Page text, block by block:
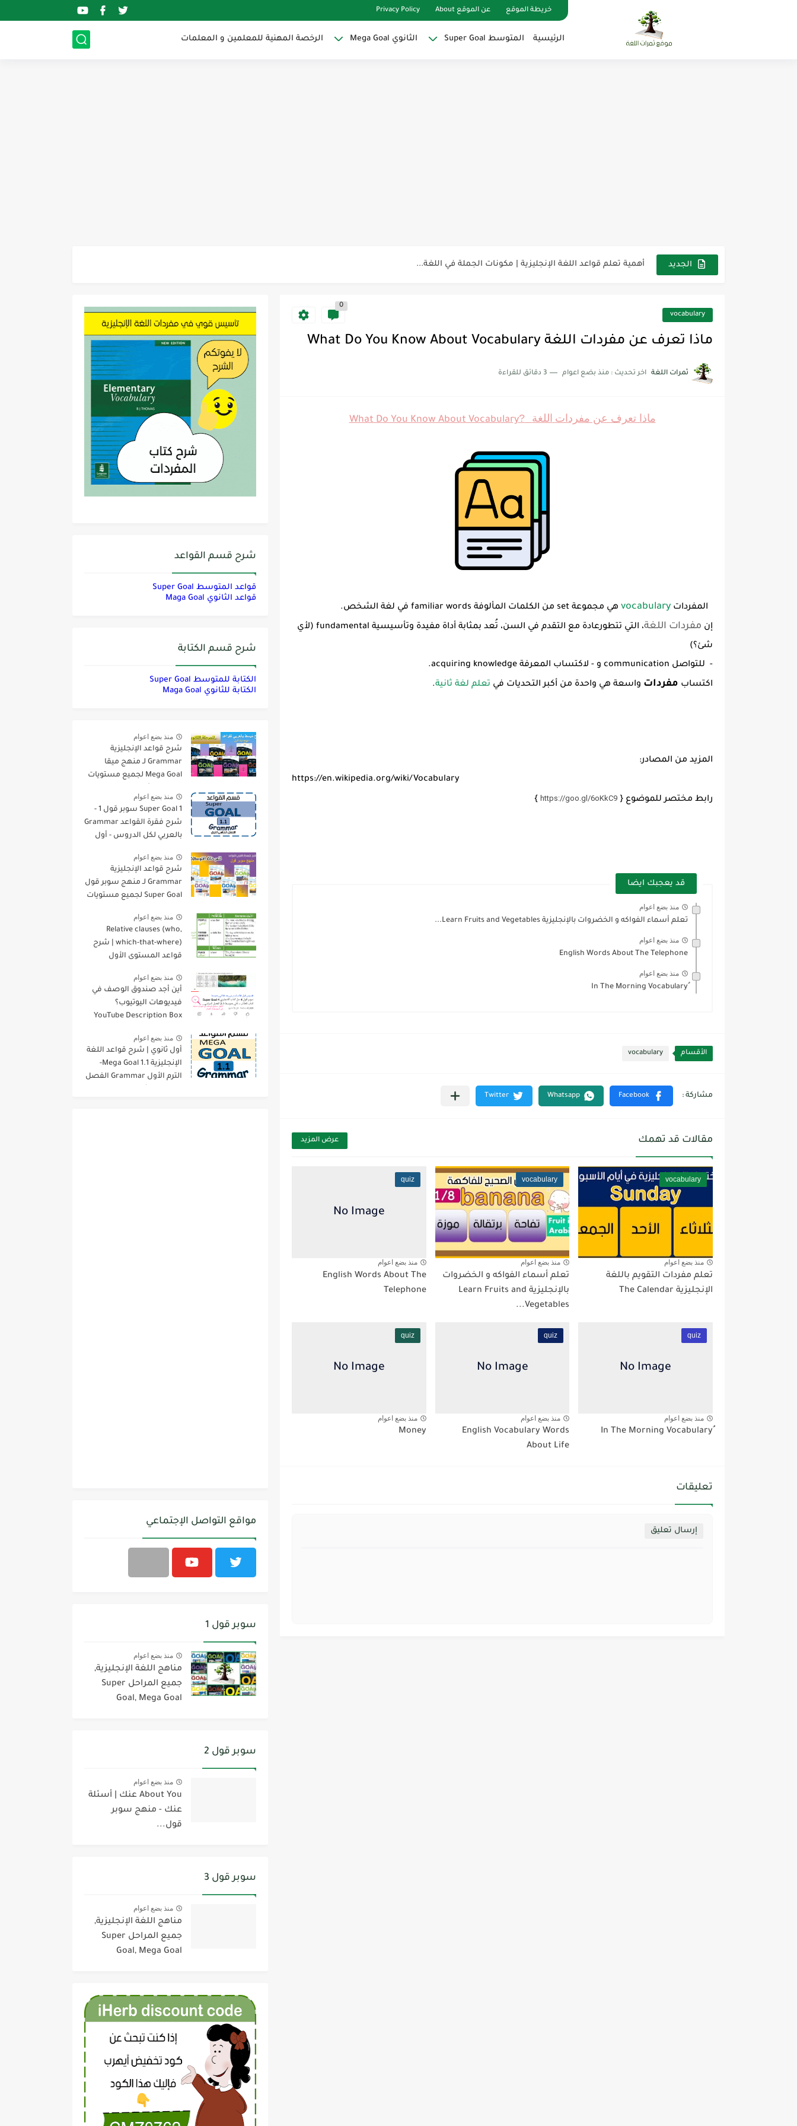
خريطة الموقع عن الموقع About Privacy Policy
الرئيسية المتوسط Super Goal الثانوي Mega Goal الرخصة المهنية للمعلمين و المعلمات
الجديد أهمية تعلم قواعد اللغة الإنجليزية | مكونات الجملة في اللغة...
شرح قسم القراءة لكل وحدات الكتاب Super Goal 3 -...
vocabulary
0
ماذا تعرف عن مفردات اللغة What Do You Know About Vocabulary
ثمرات اللغة اخر تحديث : منذ بضع اعوام 3 دقائق للقراءة
What Do You Know About Vocabulary? اللغة ماذا تعرف عن مفردات
المفردات vocabulary هي مجموعة set من الكلمات المألوفة familiar words في لغة الشخص.
إن مفردات اللغة
، التي تتطورعادة مع التقدم في السن، تُعد بمثابة أداة مفيدة وتأسيسية fundamental (لأي
شئ؟)
- للتواصل communication و - لاكتساب المعرفة acquiring knowledge.
اكتساب مفردات واسعة هي واحدة من أكبر التحديات في تعلم لغة ثانية.
المزيد من المصادر:
https://en.wikipedia.org/wiki/Vocabulary
رابط مختصر للموضوع { https://goo.gl/6oKkC9
}
قد يعجبك ايضا
منذ بضع اعوام
تعلم أسماء الفواكه و الخضروات بالإنجليزية Learn Fruits and Vegetables...
منذ بضع اعوام
English Words About The Telephone
منذ بضع اعوام
الأقسام vocabulary
مقالات قد تهمك عرض المزيد
vocabulary
منذ بضع اعوام
تعلم مفردات التقويم باللغة
الإنجليزية The Calendar
vocabulary
منذ بضع اعوام
تعلم أسماء الفواكه و الخضروات
بالإنجليزية Learn Fruits and
Vegetables...
quiz
منذ بضع اعوام
English Words About The
Telephone
quiz
منذ بضع اعوام
quiz
منذ بضع اعوام
English Vocabulary Words
About Life
quiz
منذ بضع اعوام
Money
تعليقات
إرسال تعليق
شرح قسم القواعد
قواعد المتوسط Super Goal
قواعد الثانوي Maga Goal
شرح قسم الكتابة
الكتابة للمتوسط Super Goal
الكتابة للثانوي Maga Goal
منذ بضع اعوام
شرح قواعد الإنجليزية
Grammar لـ منهج ميقا
Mega Goal لجميع مستويات
منذ بضع اعوام
Super Goal 1 سوبر قول 1 -
شرح فقرة القواعد Grammar
بالعربي لكل الدروس - أول
الأول
منذ بضع اعوام
شرح قواعد الإنجليزية
Grammar لـ منهج سوبر قول
Super Goal لجميع مستويات
منذ بضع اعوام
Relative clauses (who,
which-that-where) | شرح
قواعد المستوى الأول
منذ بضع اعوام
أين أجد صندوق الوصف في
فيديوهات اليوتيوب؟
YouTube Description Box
منذ بضع اعوام
أول ثانوي | شرح قواعد اللغة
الإنجليزية 1.1 Mega Goal-
الترم الأول Grammar الفصل
مواقع التواصل الإجتماعي
سوبر قول 1
منذ بضع اعوام
مناهج اللغة الإنجليزية,
جميع المراحل Super
Goal, Mega Goal
سوبر قول 2
منذ بضع اعوام
About You عنك | أسئلة
عنك - منهج سوبر
قول...
سوبر قول 3
منذ بضع اعوام
مناهج اللغة الإنجليزية,
جميع المراحل Super
Goal, Mega Goal